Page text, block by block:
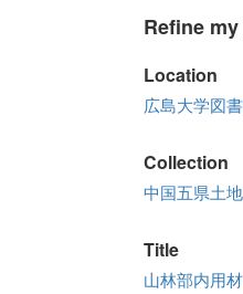
Refine
Location
広島大学図
Collection
中国五県土
Title
山林部内用